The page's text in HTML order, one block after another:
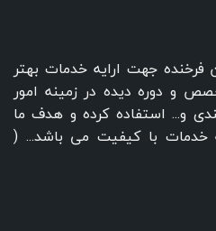
جهت ارایه خدمات بهتر
و دوره دیده در زمینه امور
و... استفاده کرده و هدف ما
خدمات با کیفیت می باشد... (